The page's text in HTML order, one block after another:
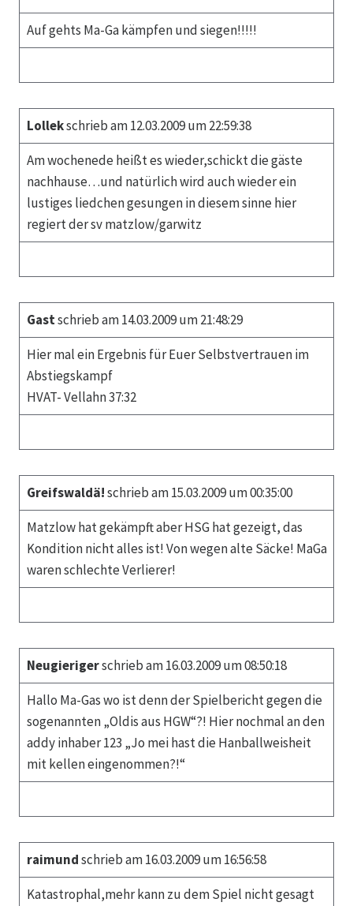
Auf gehts Ma-Ga kämpfen und siegen!!!!!
Lollekschrieb am 12.03.2009 um 22:59:38
Am wochenede heißt es wieder,schickt die gäste
nachhause…und natürlich wird auch wieder ein
lustiges liedchen gesungen in diesem sinne hier
regiert der sv matzlow/garwitz
Gastschrieb am 14.03.2009 um 21:48:29
Hier mal ein Ergebnis für Euer Selbstvertrauen im
Abstiegskampf
HVAT- Vellahn 37:32
Greifswaldä!schrieb am 15.03.2009 um 00:35:00
Matzlow hat gekämpft aber HSG hat gezeigt, das
Kondition nicht alles ist! Von wegen alte Säcke! MaGa
waren schlechte Verlierer!
Neugierigerschrieb am 16.03.2009 um 08:50:18
Hallo Ma-Gas wo ist denn der Spielbericht gegen die
sogenannten „Oldis aus HGW“?! Hier nochmal an den
addy inhaber 123 „Jo mei hast die Hanballweisheit
mit kellen eingenommen?!“
raimundschrieb am 16.03.2009 um 16:56:58
Katastrophal,mehr kann zu dem Spiel nicht gesagt